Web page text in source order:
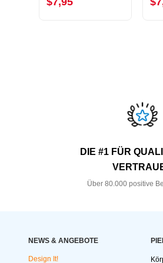
DIE #1 FÜR
Über 80.000 positive
NEWS & ANGEBOTE
Design It!